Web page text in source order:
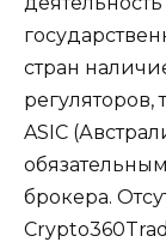
стран
регуляторов,
ASIC
брокера.